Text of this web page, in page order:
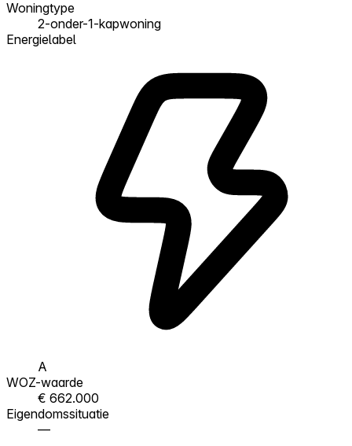
Woningtype
2-onder-1-kapwoning
Energielabel
A
WOZ-waarde
€ 662.000
Eigendomssituatie
—